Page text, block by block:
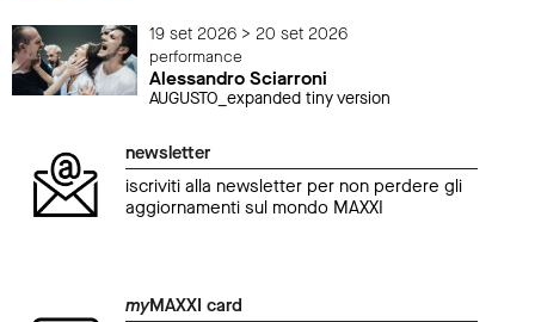
19 set 2026 > 20 set 2026
performance
Alessandro Sciarroni
AUGUSTO_expanded tiny version
newsletter
iscriviti alla newsletter per non perdere gli
aggiornamenti sul mondo MAXXI
myMAXXI card